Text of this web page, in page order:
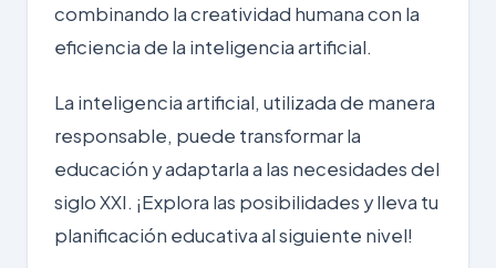
combinando la creatividad humana con la
eficiencia de la inteligencia artificial.
La inteligencia artificial, utilizada de manera
responsable, puede transformar la
educación y adaptarla a las necesidades del
siglo XXI. ¡Explora las posibilidades y lleva tu
planificación educativa al siguiente nivel!